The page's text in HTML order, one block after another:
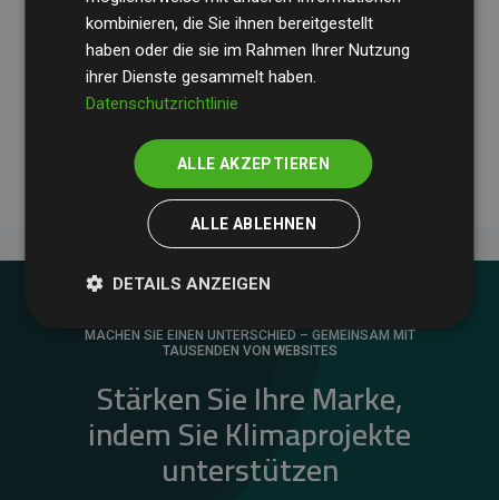
Ihre Prüfungen belegen, dass unsere Investitionen in
Klimaschutzprojekte im Durchschnitt200 % der
geschätzten CO₂-Emissionender teilnehmenden
Websites kompensieren – ein klarer Nachweis für die
messbare Klimawirkung unseres Ansatzes.
MACHEN SIE EINEN UNTERSCHIED – GEMEINSAM MIT
TAUSENDEN VON WEBSITES
Stärken Sie Ihre Marke,
indem Sie Klimaprojekte
unterstützen
kombinieren, die Sie ihnen bereitgestellt
haben oder die sie im Rahmen Ihrer Nutzung
ihrer Dienste gesammelt haben.
Datenschutzrichtlinie
ALLE AKZEPTIEREN
ALLE ABLEHNEN
DETAILS ANZEIGEN